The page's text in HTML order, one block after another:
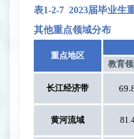
表1-2-7 2023届毕业生
其他重点领域分布
重点地区
教育
长江经济带 6
黄河流域